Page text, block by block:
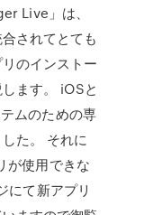
Live」は、
されてとても
のインストー
ます。 iOSと
ムのための専
た。 それに
が使用できな
にて新アプリ